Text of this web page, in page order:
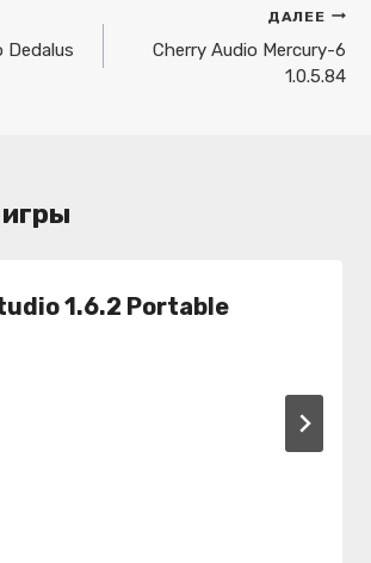
Dedalus
ДАЛЕЕ
Cherry Audio Mercury-6
1.0.5.84
1.6.2 Portable